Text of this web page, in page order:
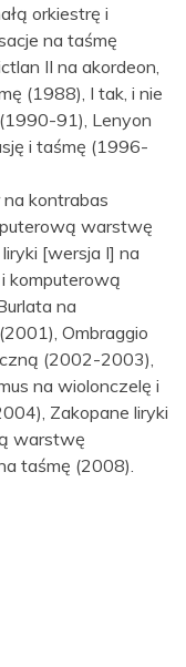
orkiestrę i
na taśmę
II na akordeon,
(1988), I tak, i nie
91), Lenyon
i taśmę (1996-
kontrabas
warstwę
[wersja I] na
komputerową
na
Ombraggio
(2002-2003),
na wiolonczelę i
Zakopane liryki
warstwę
taśmę (2008).